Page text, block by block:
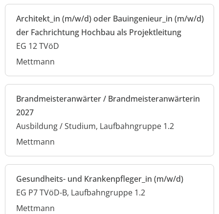
Architekt_in (m/w/d) oder Bauingenieur_in (m/w/d)
der Fachrichtung Hochbau als Projektleitung
EG 12 TVöD
Mettmann
Brandmeisteranwärter / Brandmeisteranwärterin
2027
Ausbildung / Studium, Laufbahngruppe 1.2
Mettmann
Gesundheits- und Krankenpfleger_in (m/w/d)
EG P7 TVöD-B, Laufbahngruppe 1.2
Mettmann